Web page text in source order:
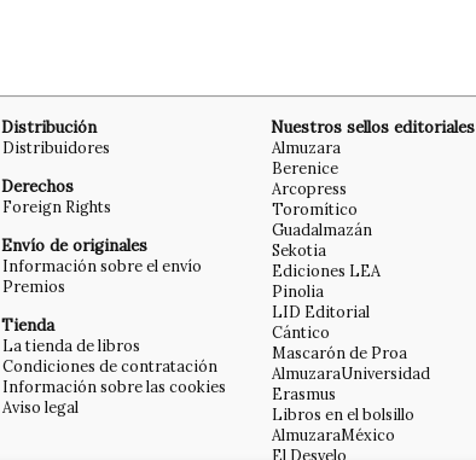
Distribución
Distribuidores
Derechos
Foreign Rights
Envío de originales
Información sobre el envío
Premios
Tienda
La tienda de libros
Condiciones de contratación
Información sobre las cookies
Aviso legal
Nuestros sellos editoriales
Almuzara
Berenice
Arcopress
Toromítico
Guadalmazán
Sekotia
Ediciones LEA
Pinolia
LID Editorial
Cántico
Mascarón de Proa
AlmuzaraUniversidad
Erasmus
Libros en el bolsillo
AlmuzaraMéxico
El Desvelo